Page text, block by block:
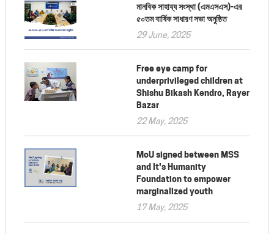
মানবিক সাহায্য সংস্থা (এমএসএস)-এর
৫০তম বার্ষিক সাধারণ সভা অনুষ্ঠিত
29 June, 2025
Free eye camp for
underprivileged children at
Shishu Bikash Kendro, Rayer
Bazar
22 May, 2025
MoU signed between MSS
and It's Humanity
Foundation to empower
marginalized youth
17 May, 2025